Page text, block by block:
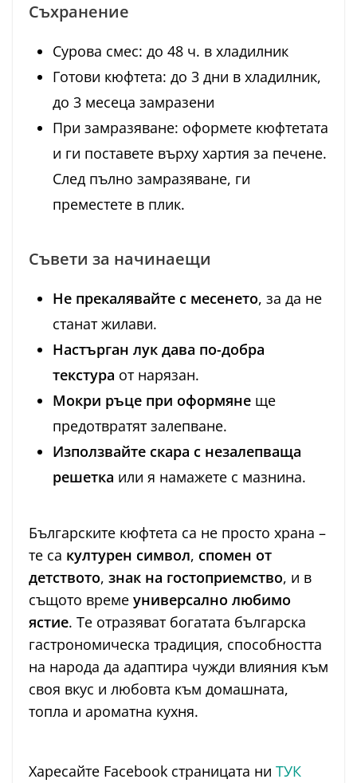
Съхранение
Сурова смес: до 48 ч. в хладилник
Готови кюфтета: до 3 дни в хладилник,
до 3 месеца замразени
При замразяване: оформете кюфтетата
и ги поставете върху хартия за печене.
След пълно замразяване, ги
преместете в плик.
Съвети за начинаещи
Не прекалявайте с месенето, за да не
станат жилави.
Настърган лук дава по-добра
текстура от нарязан.
Мокри ръце при оформяне ще
предотвратят залепване.
Използвайте скара с незалепваща
решетка или я намажете с мазнина.
Българските кюфтета са не просто храна –
те са културен символ, спомен от
детството, знак на гостоприемство, и в
същото време универсално любимо
ястие. Те отразяват богатата българска
гастрономическа традиция, способността
на народа да адаптира чужди влияния към
своя вкус и любовта към домашната,
топла и ароматна кухня.
Харесайте Facebook страницата ни ТУК